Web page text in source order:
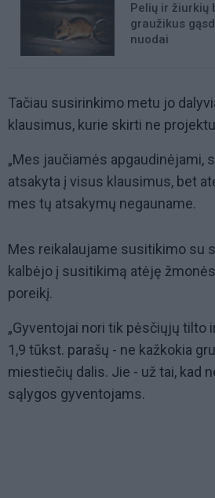
Pelių ir žiurkių
graužikus
nuodai
Tačiau susirinkimo metu jo
klausimus, kurie skirti ne
„Mes jaučiamės apgaudinėjami,
atsakyta į visus klausimus, bet
mes tų atsakymų negauname.
Mes reikalaujame susitikimo su
kalbėjo į susitikimą atėję
poreikį.
„Gyventojai nori tik pėsčiųjų tilto
1,9 tūkst. parašų - ne kažkokia
miestiečių dalis. Jie - už tai, kad
sąlygos gyventojams.